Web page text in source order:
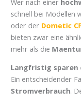
schnell bei Modellen
oder der Dometic
bieten zwar eine
mehr als die
Langfristig sparen
Ein entscheidender
Stromverbrauch.